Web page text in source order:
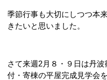
季節行事も大切にしつつ本
きたいと思いました。
さて来週2月８・９日は丹
付・寄棟の平屋完成見学会